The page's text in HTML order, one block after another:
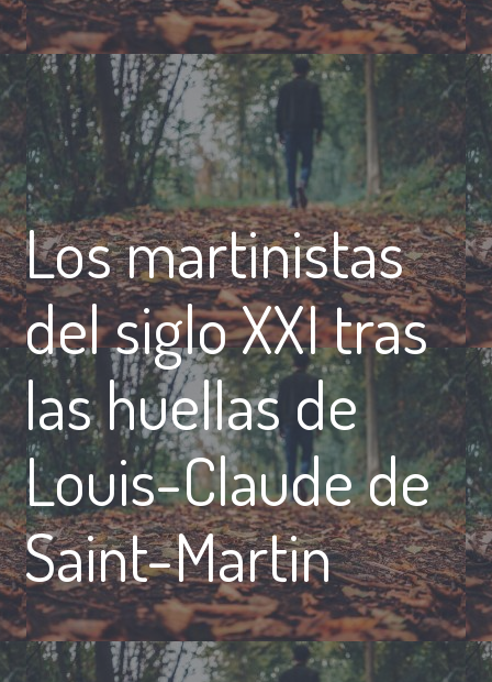
Los martinistas
del siglo XXI tras
las huellas de
Louis-Claude de
Saint-Martin